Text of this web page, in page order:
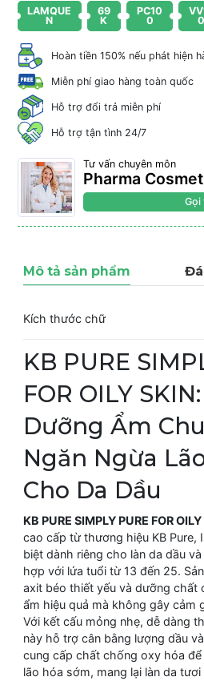
LAMQUE
N
69
K
PC10
0
0
Hoàn tiền 150% nếu phát hiện
Miễn phí giao hàng toàn quốc
Hỗ trợ đổi trả miễn phí
Hỗ trợ tận tình 24/7
Tư vấn chuyên môn
Pharma
Gọi
Mô tả sản phẩm
Kích thước chữ
KB PURE
FOR OILY
Dưỡng Ẩm
Ngăn Ngừa
Cho Da Dầu
KB PURE SIMPLY PURE FOR
cao cấp từ thương hiệu KB Pure,
biệt dành riêng cho làn da dầu
hợp với lứa tuổi từ 13 đến 25.
axit béo thiết yếu và dưỡng chất
ẩm hiệu quả mà không gây cảm
Với kết cấu mỏng nhẹ, dễ dàng
này hỗ trợ cân bằng lượng dầu
cung cấp chất chống oxy hóa
lão hóa sớm, mang lại làn da